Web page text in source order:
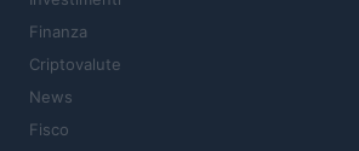
Finanza
Criptovalute
News
Fisco